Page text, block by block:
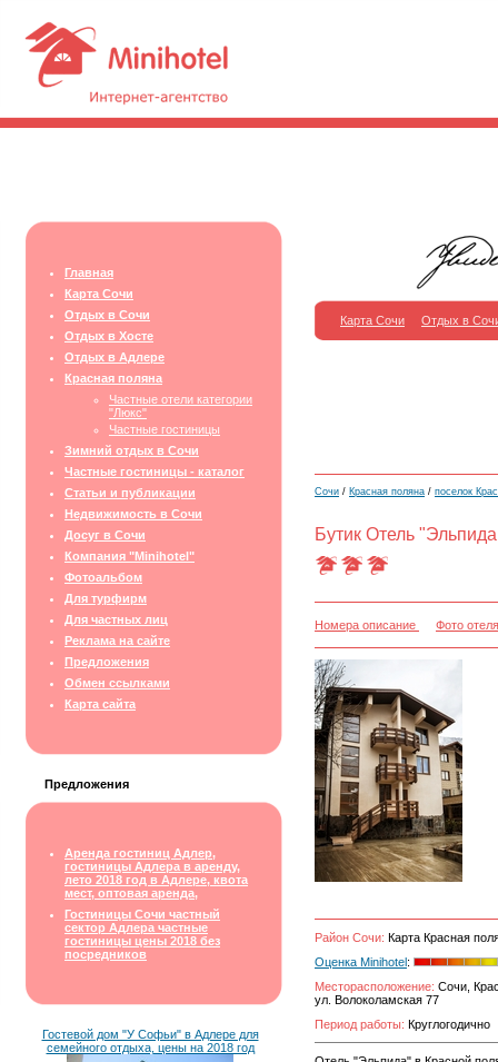
Главная
Карта Сочи
Отдых в Сочи
Отдых в Хосте
Отдых в Адлере
Красная поляна
Частные отели категории
"Люкс"
Частные гостиницы
Зимний отдых в Сочи
Частные гостиницы - каталог
Статьи и публикации
Недвижимость в Сочи
Досуг в Сочи
Компания "Minihotel"
Фотоальбом
Для турфирм
Для частных лиц
Реклама на сайте
Предложения
Обмен ссылками
Карта сайта
Предложения
Аренда гостиниц Адлер,
гостиницы Адлера в аренду,
лето 2018 год в Адлере, квота
мест, оптовая аренда,
Гостиницы Сочи частный
сектор Адлера частные
гостиницы цены 2018 без
посредников
Гостевой дом "У Софьи" в Адлере для
семейного отдыха, цены на 2018 год
Карта Сочи Отдых в
Сочи / Красная поляна / поселок
Бутик Отель
Номера описание Фото отеля
Район Сочи: Карта Красная
Оценка Minihotel:
Месторасположение: Сочи,
ул. Волоколамская 77
Период работы: Круглогодично